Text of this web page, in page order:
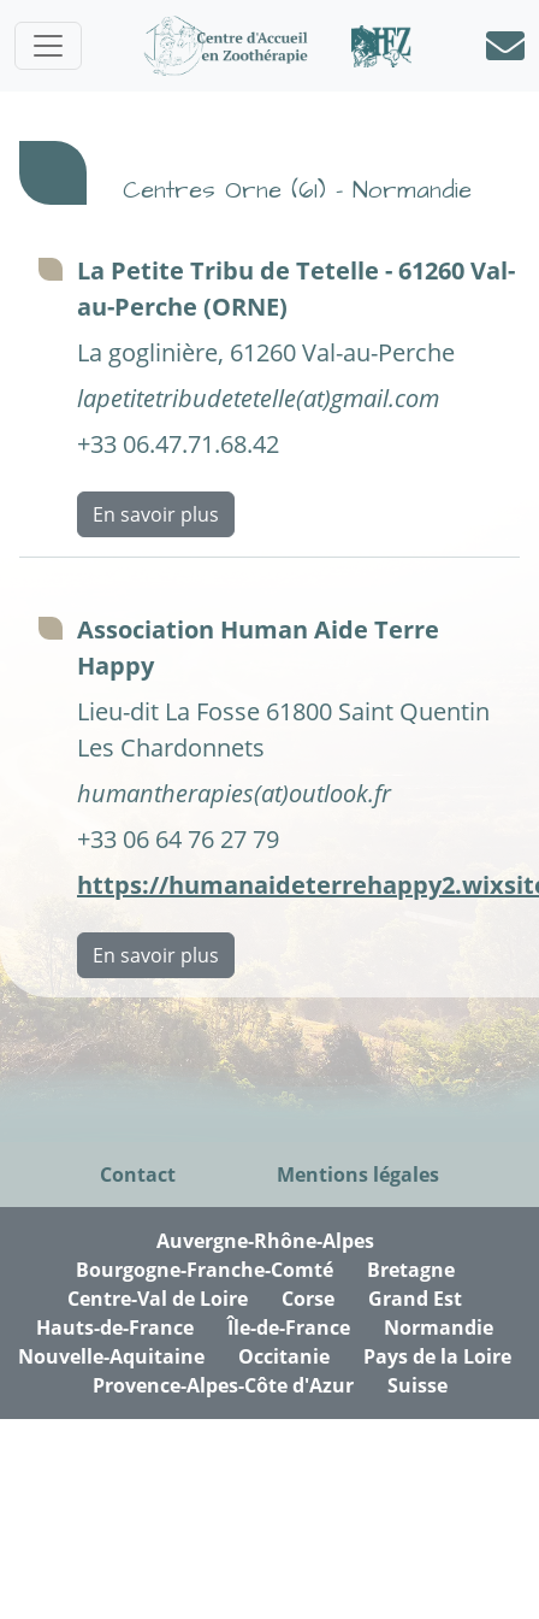
Centres Orne (61) - Normandie
La Petite Tribu de Tetelle - 61260 Val-
au-Perche (ORNE)
La goglinière, 61260 Val-au-Perche
lapetitetribudetetelle(at)gmail.com
+33 06.47.71.68.42
En savoir plus
Association Human Aide Terre
Happy
Lieu-dit La Fosse 61800 Saint Quentin
Les Chardonnets
humantherapies(at)outlook.fr
+33 06 64 76 27 79
https://
En savoir plus
Contact Mentions légales
Auvergne-Rhône-Alpes
Bourgogne-Franche-Comté
Bretagne
Centre-Val de Loire
Corse
Grand Est
Hauts-de-France
Île-de-France
Normandie
Nouvelle-Aquitaine
Occitanie
Pays de la Loire
Provence-Alpes-Côte d'Azur
Suisse